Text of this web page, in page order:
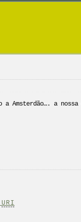
a Amsterdão…. a
URI